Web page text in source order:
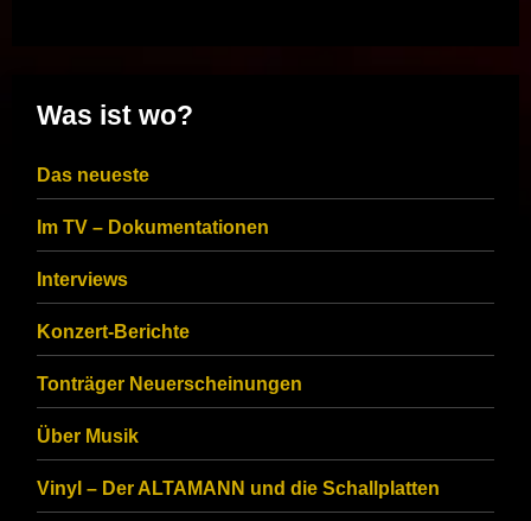
Was ist wo?
Das neueste
Im TV – Dokumentationen
Interviews
Konzert-Berichte
Tonträger Neuerscheinungen
Über Musik
Vinyl – Der ALTAMANN und die Schallplatten